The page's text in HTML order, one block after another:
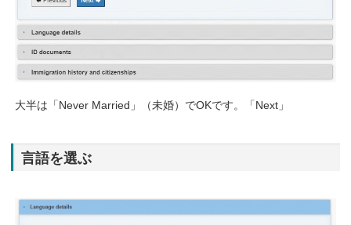
大半は「Never Married」（未婚）でOKです。「Next」
言語を選ぶ